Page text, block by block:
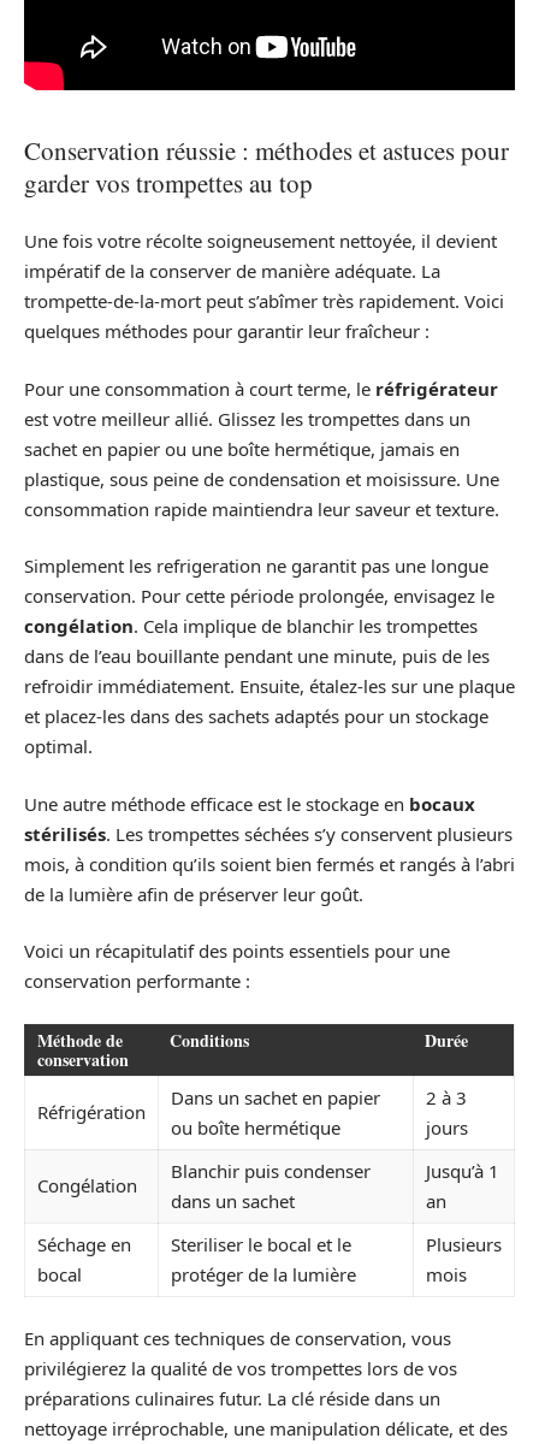
Conservation réussie : méthodes et astuces pour
garder vos trompettes au top
Une fois votre récolte soigneusement nettoyée, il devient
impératif de la conserver de manière adéquate. La
trompette-de-la-mort peut s’abîmer très rapidement. Voici
quelques méthodes pour garantir leur fraîcheur :
Pour une consommation à court terme, le réfrigérateur
est votre meilleur allié. Glissez les trompettes dans un
sachet en papier ou une boîte hermétique, jamais en
plastique, sous peine de condensation et moisissure. Une
consommation rapide maintiendra leur saveur et texture.
Simplement les refrigeration ne garantit pas une longue
conservation. Pour cette période prolongée, envisagez le
congélation. Cela implique de blanchir les trompettes
dans de l’eau bouillante pendant une minute, puis de les
refroidir immédiatement. Ensuite, étalez-les sur une plaque
et placez-les dans des sachets adaptés pour un stockage
optimal.
Une autre méthode efficace est le stockage en bocaux
stérilisés. Les trompettes séchées s’y conservent plusieurs
mois, à condition qu’ils soient bien fermés et rangés à l’abri
de la lumière afin de préserver leur goût.
Voici un récapitulatif des points essentiels pour une
conservation performante :
Méthode de
conservation
Conditions Durée
Réfrigération
Dans un sachet en papier
ou boîte hermétique
2 à 3
jours
Congélation
Blanchir puis condenser
dans un sachet
Jusqu’à 1
an
Séchage en
bocal
Steriliser le bocal et le
protéger de la lumière
Plusieurs
mois
En appliquant ces techniques de conservation, vous
privilégierez la qualité de vos trompettes lors de vos
préparations culinaires futur. La clé réside dans un
nettoyage irréprochable, une manipulation délicate, et des